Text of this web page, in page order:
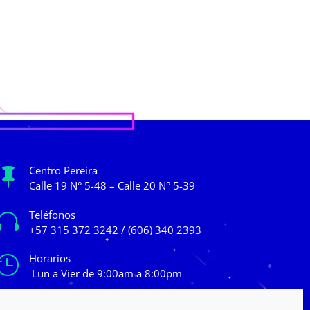
Centro Pereira
Calle 19 N° 5-48 – Calle 20 N° 5-39
Teléfonos
+57 315 372 3242 / (606) 340 2393
Horarios
Lun a Vier de 9:00am a 8:00pm